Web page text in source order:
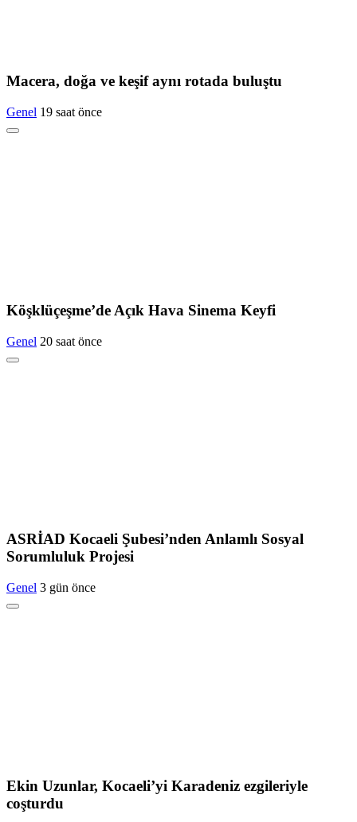
Macera, doğa ve keşif aynı rotada buluştu
Genel 19 saat önce
Köşklüçeşme’de Açık Hava Sinema Keyfi
Genel 20 saat önce
ASRİAD Kocaeli Şubesi’nden Anlamlı Sosyal
Sorumluluk Projesi
Genel 3 gün önce
Ekin Uzunlar, Kocaeli’yi Karadeniz ezgileriyle
coşturdu